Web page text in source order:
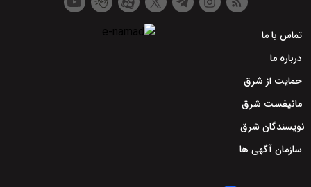
تماس با ما
درباره ما
حمایت از شرق
مانیفست شرق
نویسندگان شرق
سازمان آگهی ها